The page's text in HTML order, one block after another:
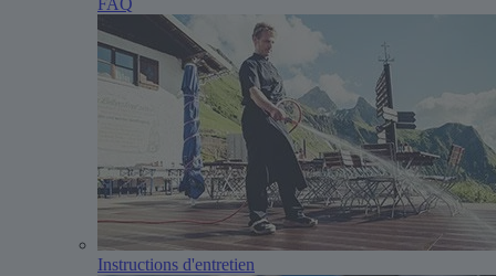
FAQ
Instructions d'entretien